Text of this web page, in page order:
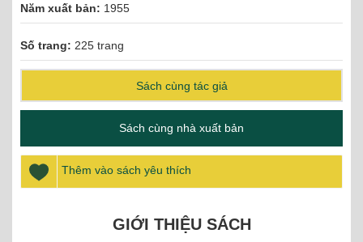
Năm xuất bản: 1955
Số trang: 225 trang
Sách cùng tác giả
Sách cùng nhà xuất bản
Thêm vào sách yêu thích
GIỚI THIỆU SÁCH